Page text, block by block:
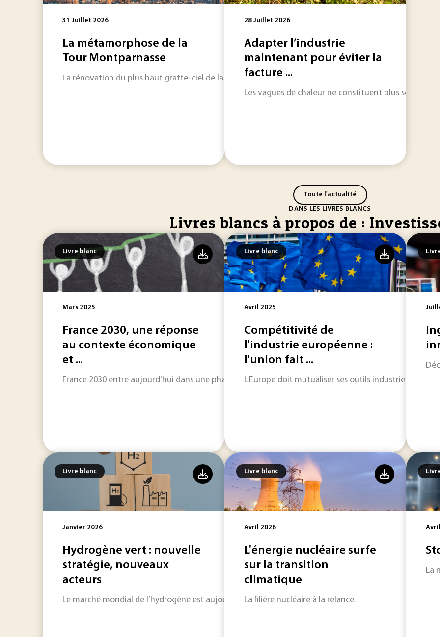
31 Juillet 2026
La métamorphose de la
Tour Montparnasse
La rénovation du plus haut gratte-ciel de la capitale est remise en question en raison de dissensions
28 Juillet 2026
Adapter l’industrie
maintenant pour éviter la
facture ...
Les vagues de chaleur ne constituent plus
Toute l'actualité
DANS LES LIVRES BLANCS
Livres blancs à propos de :
Livre blanc
Mars 2025
France 2030, une réponse
au contexte économique
et ...
France 2030 entre aujourd'hui dans une phase cruciale.
Livre blanc
Avril 2025
Compétitivité de
l'industrie européenne :
l'union fait ...
L'Europe doit mutualiser ses outils industriels pour
Livre blanc
Janvier 2026
Hydrogène vert : nouvelle
stratégie, nouveaux
acteurs
Le marché mondial de l’hydrogène est aujourd’hui en pleine mutation.
Livre blanc
Avril 2026
L'énergie nucléaire surfe
sur la transition
climatique
La filière nucléaire à la relance.
La